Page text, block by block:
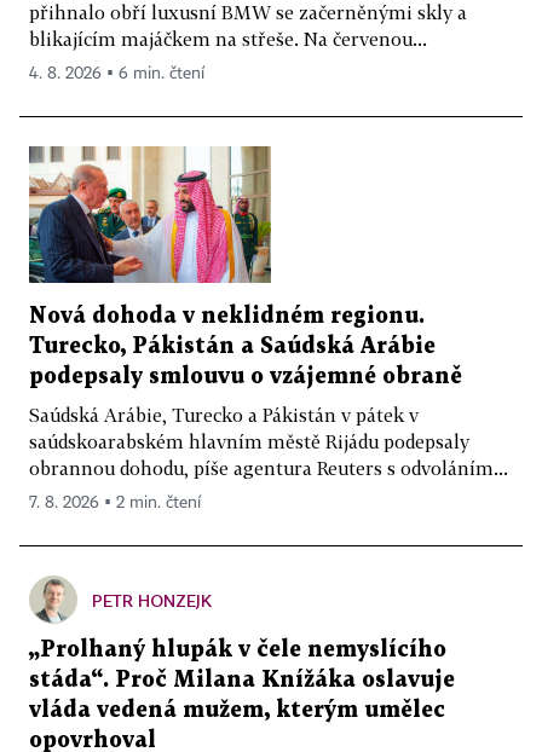
přihnalo obří luxusní BMW se začerněnými skly a
blikajícím majáčkem na střeše. Na červenou...
4. 8. 2026 ▪ 6 min. čtení
Nová dohoda v neklidném regionu.
Turecko, Pákistán a Saúdská Arábie
podepsaly smlouvu o vzájemné obraně
Saúdská Arábie, Turecko a Pákistán v pátek v
saúdskoarabském hlavním městě Rijádu podepsaly
obrannou dohodu, píše agentura Reuters s odvoláním...
7. 8. 2026 ▪ 2 min. čtení
PETR HONZEJK
„Prolhaný hlupák v čele nemyslícího
stáda“. Proč Milana Knížáka oslavuje
vláda vedená mužem, kterým umělec
opovrhoval